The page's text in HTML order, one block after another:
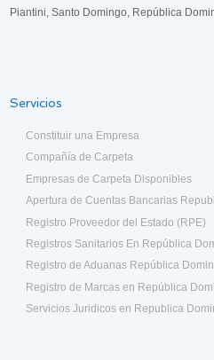
Piantini, Santo Domingo, República
Servicios
Constituir una Empresa
Compañía de Carpeta
Empresas de Carpeta Disponibles
Apertura de Cuentas Bancarias
Registro Proveedor del Estado (RPE)
Registros Sanitarios En República
Registro de Aduanas República
Registro de Marcas en República
Servicios Juridicos en Republica